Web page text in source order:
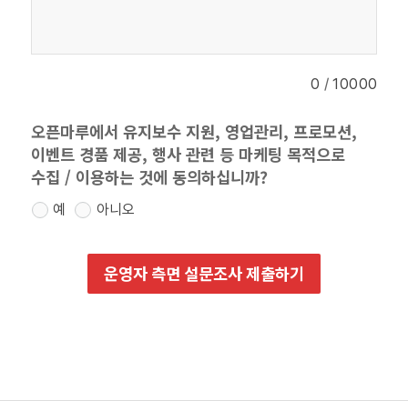
0 /10000
오픈마루에서 유지보수 지원, 영업관리, 프로모션,
이벤트 경품 제공, 행사 관련 등 마케팅 목적으로
수집 / 이용하는 것에 동의하십니까?
예 아니오
운영자 측면 설문조사 제출하기